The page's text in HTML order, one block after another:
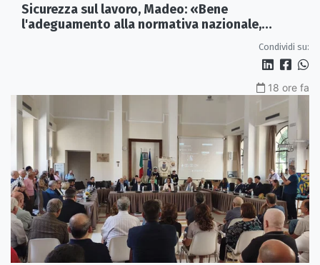
Sicurezza sul lavoro, Madeo: «Bene
l'adeguamento alla normativa nazionale,
Condividi su:
18 ore fa